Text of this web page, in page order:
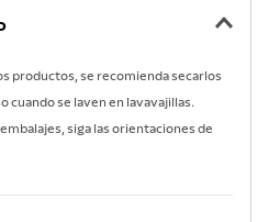
productos, se recomienda secarlos
cuando se laven en lavavajillas.
siga las orientaciones de